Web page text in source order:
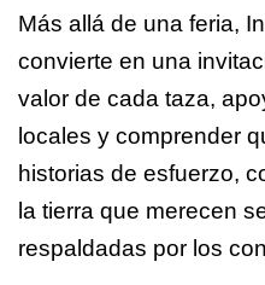
Más allá de una feria,
convierte en una
valor de cada taza,
locales y comprender
historias de esfuerzo,
la tierra que merecen
respaldadas por los